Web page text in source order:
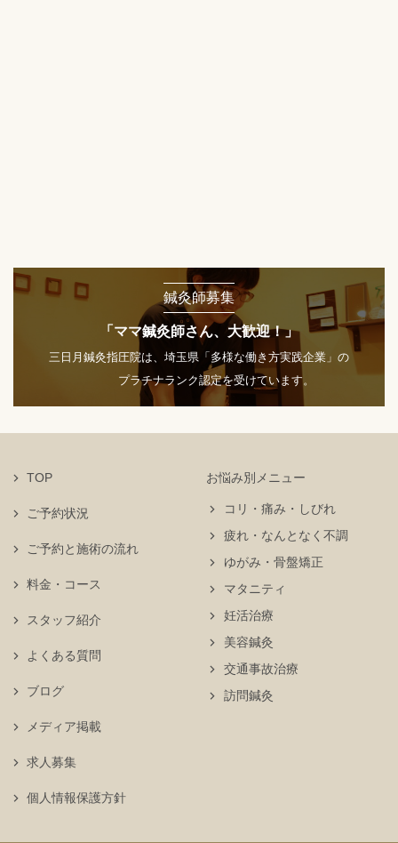
鍼灸師募集
「ママ鍼灸師さん、大歓迎！」
三日月鍼灸指圧院は、埼玉県「多様な働き方実践企業」の
プラチナランク認定を受けています。
TOP
ご予約状況
お悩み別メニュー
コリ・痛み・しびれ
疲れ・なんとなく不調
ゆがみ・骨盤矯正
マタニティ
妊活治療
美容鍼灸
交通事故治療
訪問鍼灸
ご予約と施術の流れ
料金・コース
スタッフ紹介
よくある質問
ブログ
メディア掲載
求人募集
個人情報保護方針